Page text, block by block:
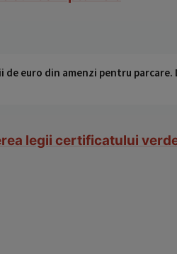
de euro din amenzi pentru parcare.
legii certificatului